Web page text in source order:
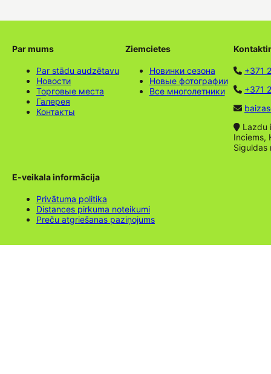
Par mums
Par stādu audzētavu
Новости
Торговые места
Галерея
Контакты
Ziemcietes
Новинки сезона
Новые фотографии
Все многолетники
+371
+371
Lazdu
Inciems,
Siguldas
E-veikala informācija
Privātuma politika
Distances pirkuma noteikumi
Preču atgriešanas paziņojums